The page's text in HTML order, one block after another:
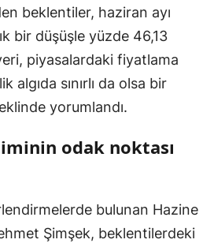
beklentiler, haziran ayı
bir düşüşle yüzde 46,13
piyasalardaki fiyatlama
algıda sınırlı da olsa bir
yorumlandı.
odak noktası
bulunan Hazine
Şimşek, beklentilerdeki